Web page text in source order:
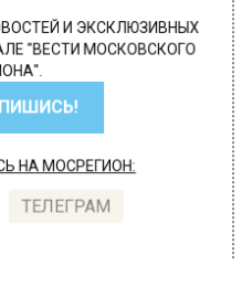
И ЭКСКЛЮЗИВНЫХ
"ВЕСТИ МОСКОВСКОГО
НА МОСРЕГИОН:
ТЕЛЕГРАМ